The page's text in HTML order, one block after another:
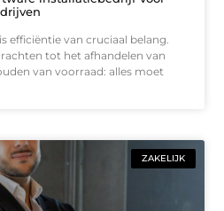
efficiëntie van cruciaal belang.
tot het afhandelen van
van voorraad: alles moet
ZAKELIJK